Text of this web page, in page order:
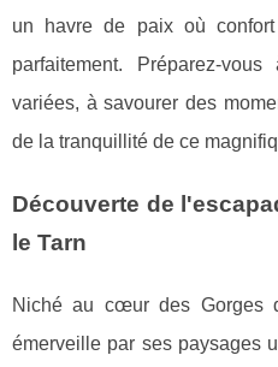
un havre de paix où
parfaitement. Préparez-
variées, à savourer des
de la tranquillité de ce
Découverte de
le Tarn
Niché au cœur des Gorges
émerveille par ses paysages